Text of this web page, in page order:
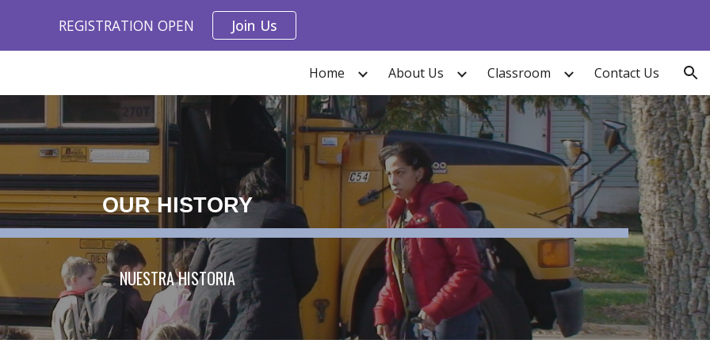
to main content Skip to navigation
REGISTRATION OPEN Join Us
Home About Us Classroom Contact Us
OUR HISTORY
NUESTRA HISTORIA